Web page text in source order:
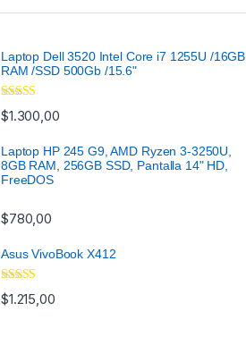
Laptop Dell 3520 Intel Core i7 1255U /16GB
RAM /SSD 500Gb /15.6"
Valorado
con4.33de
$1.300,00
Laptop HP 245 G9, AMD Ryzen 3-3250U,
8GB RAM, 256GB SSD, Pantalla 14" HD,
FreeDOS
$780,00
Asus VivoBook X412
Valorado
con4.33de
$1.215,00